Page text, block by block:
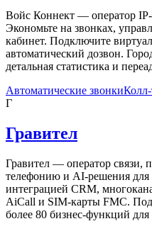
Войс Коннект — оператор
Экономьте на звонках,
кабинет. Подключите
автоматический дозвон.
детальная статистика и
Автоматические звонки
Г
Гравител
Гравител — оператор связи,
телефонию и AI-решения для
интеграцией CRM,
AiCall и SIM-карты FMC.
более 80 бизнес-функций